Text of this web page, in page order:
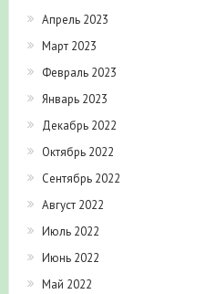
Апрель 2023
Март 2023
Февраль 2023
Январь 2023
Декабрь 2022
Октябрь 2022
Сентябрь 2022
Август 2022
Июль 2022
Июнь 2022
Май 2022